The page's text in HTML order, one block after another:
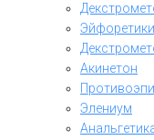
Эйфоретики
Акинетон
Элениум